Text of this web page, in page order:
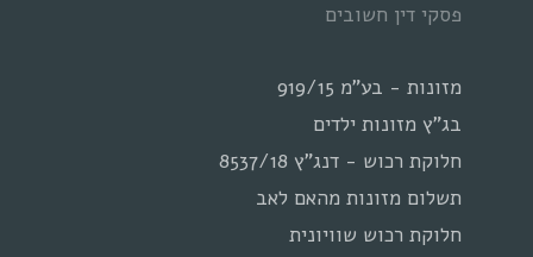
פסקי דין חשובים
מזונות - בע"מ 919/15
בג"ץ מזונות ילדים
חלוקת רכוש - דנג"ץ 8537/18
תשלום מזונות מהאם לאב
חלוקת רכוש שוויונית